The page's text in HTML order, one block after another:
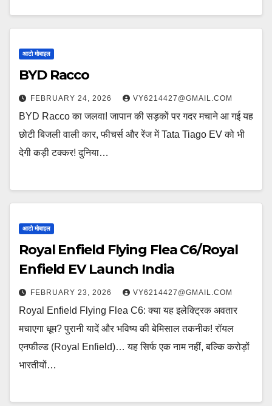
आटो मोबाइल
BYD Racco
FEBRUARY 24, 2026 VY6214427@GMAIL.COM
BYD Racco का जलवा! जापान की सड़कों पर गदर मचाने आ गई यह
छोटी बिजली वाली कार, फीचर्स और रेंज में Tata Tiago EV को भी
देगी कड़ी टक्कर! दुनिया…
आटो मोबाइल
Royal Enfield Flying Flea C6/Royal
Enfield EV Launch India
FEBRUARY 23, 2026 VY6214427@GMAIL.COM
Royal Enfield Flying Flea C6: क्या यह इलेक्ट्रिक अवतार
मचाएगा धूम? पुरानी यादें और भविष्य की बेमिसाल तकनीक! रॉयल
एनफील्ड (Royal Enfield)… यह सिर्फ एक नाम नहीं, बल्कि करोड़ों
भारतीयों…